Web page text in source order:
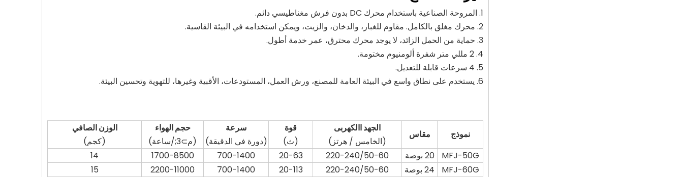
1. المروحة الصناعية باستخدام محرك DC بدون فرش مغناطيسي دائم.
2. محرك مغلق بالكامل. مقاوم للغبار، والدخان، والزيت، ويمكن استخدامه في البيئة القاسية.
3. حماية من الحمل الزائد، لا يوجد محرك محترق، عمر خدمة أطول.
4. 2 مللي متر شفرة ألومنيوم مختومة.
5. 4 سرعات قابلة للتعديل.
6. يستخدم على نطاق واسع في البيئة العامة للمصنع، ورش العمل، المستودعات، الأقبية وغيرها، للتهوية وتحسين البيئة.
نموذج مقاس
الجهداالكهربى
(الخامس / هرتز)
قوة
(ث)
سرعة
(دورة في الدقيقة)
حجم الهواء
(م⊃3;/ساعة)
الوزن الصافي
(كجم)
MFJ-50G
20 بوصة 220-240/50-60
20-63
700-1400
1700-8500
14
MFJ-60G
24 بوصة 220-240/50-60
20-113
700-1400
2200-11000
15